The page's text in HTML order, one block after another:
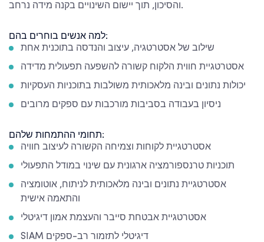
והסיכון, תוך יישום השינויים בקנה מידה נרחב.
למה אנשים בוחרים בהם:
שילוב של אסטרטגיה, עיצוב והנדסה בתוכנית אחת
אסטרטגיית חווית הלקוח קשורה להשפעה תפעולית מדידה
יכולות נתונים ובינה מלאכותית משולבות בתוכניות העסקיות
ניסיון בעבודה בסביבות מורכבות עם ספקים מרובים
תחומי ההתמחות שלהם:
אסטרטגיית לקוחות וצמיחה הקשורה לעיצוב חוויה
תוכניות טרנספורמציה ארגונית עם שינוי במודל התפעולי
אסטרטגיית נתונים ובינה מלאכותית לניתוח, אוטומציה
והתאמה אישית
אסטרטגיית אבטחת סייבר והעצמת אמון דיגיטלי
SIAM דיגיטלי לתזמור רב-ספקים